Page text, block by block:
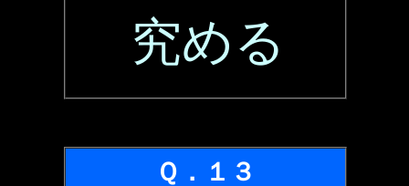
究める
Ｑ．１３